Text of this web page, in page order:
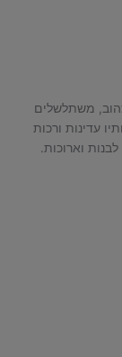
משתלשלים
שערותיו עדינות ורכות
וארוכות.